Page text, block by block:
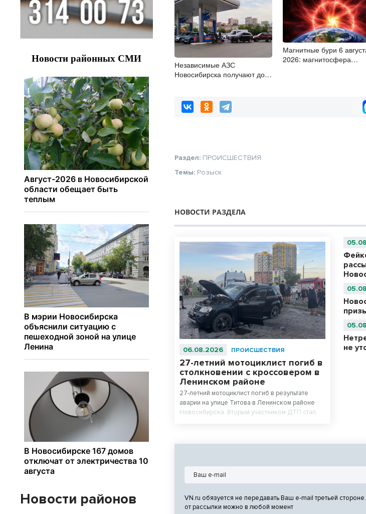
Независимые АЗС
Новосибирска получают до
Магнитные бури 6
2026: магнитосфера
Раздел: ПРОИСШЕСТВИЯ
Темы: Розыск
НОВОСТИ РАЗДЕЛА
06.08.2026 ПРОИСШЕСТВИЯ
27-летний мотоциклист погиб в
столкновении с кроссовером в
Ленинском районе
27-летний мотоциклист погиб в результате
аварии на улице Титова в Ленинском районе
Новосибирска. Вторым участником ДТП стал
не
VN.ru обязуется не передавать Ваш e-mail третьей
от рассылки можно в любой момент
Новости районов